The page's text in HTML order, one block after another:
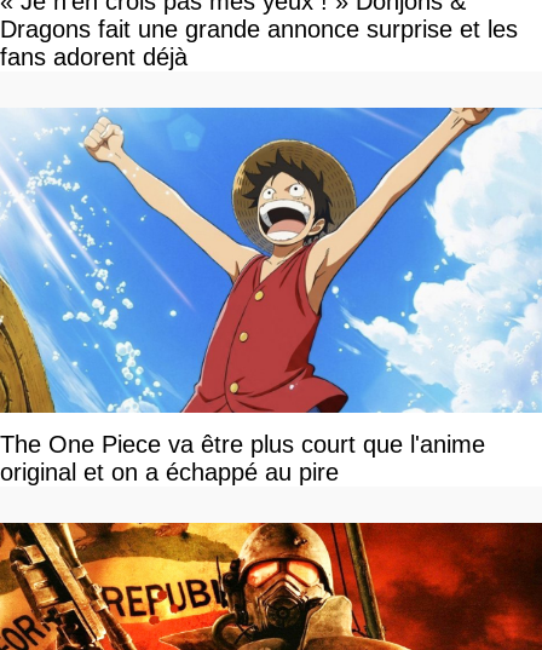
Dragons fait une grande annonce surprise et les
fans adorent déjà
The One Piece va être plus court que l'anime
original et on a échappé au pire